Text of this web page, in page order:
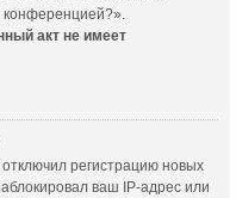
конференцией?».
акт не имеет
регистрацию новых
ваш IP-адрес или